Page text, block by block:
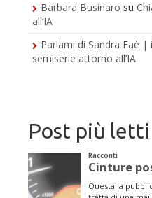
Barbara Businaro su
all’IA
Parlami di Sandra Faè |
semiserie attorno all’IA
Post più letti